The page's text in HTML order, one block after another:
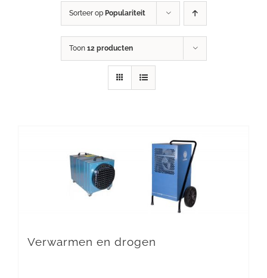
Sorteer op Populariteit
Toon 12 producten
Verwarmen en drogen